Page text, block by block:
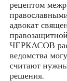
рецептом
адвокат
ЧЕРКАСОВ
ведомства
считают
решения.